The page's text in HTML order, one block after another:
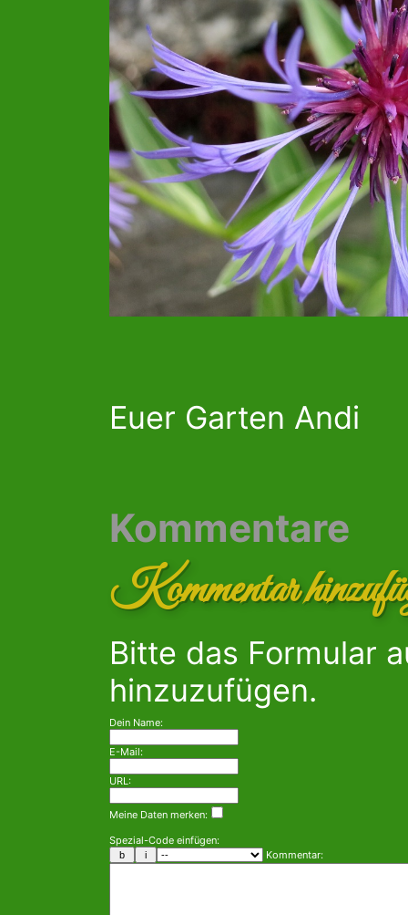
Euer Garten Andi
Kommentare
Kommentar
Bitte das Formular
hinzuzufügen.
Dein Name:
E-Mail:
URL:
Meine Daten merken:
Spezial-Code einfügen:
Kommentar: